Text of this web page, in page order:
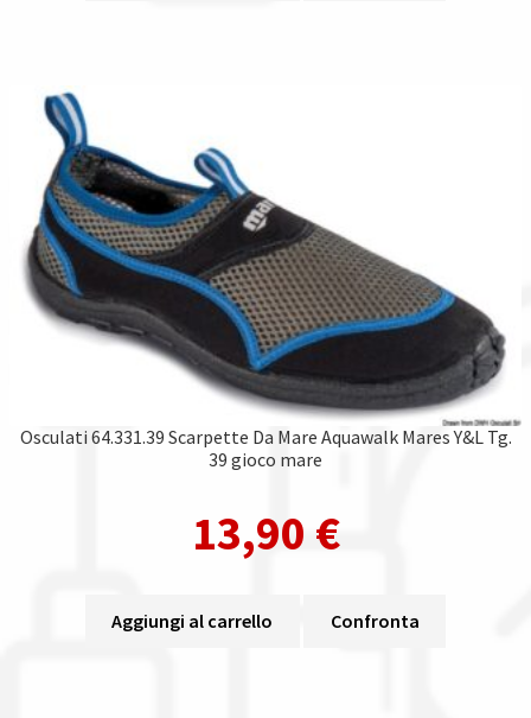
Osculati 64.331.39 Scarpette Da Mare Aquawalk Mares Y&L Tg.
39 gioco mare
13,90 €
Aggiungi al carrello Confronta